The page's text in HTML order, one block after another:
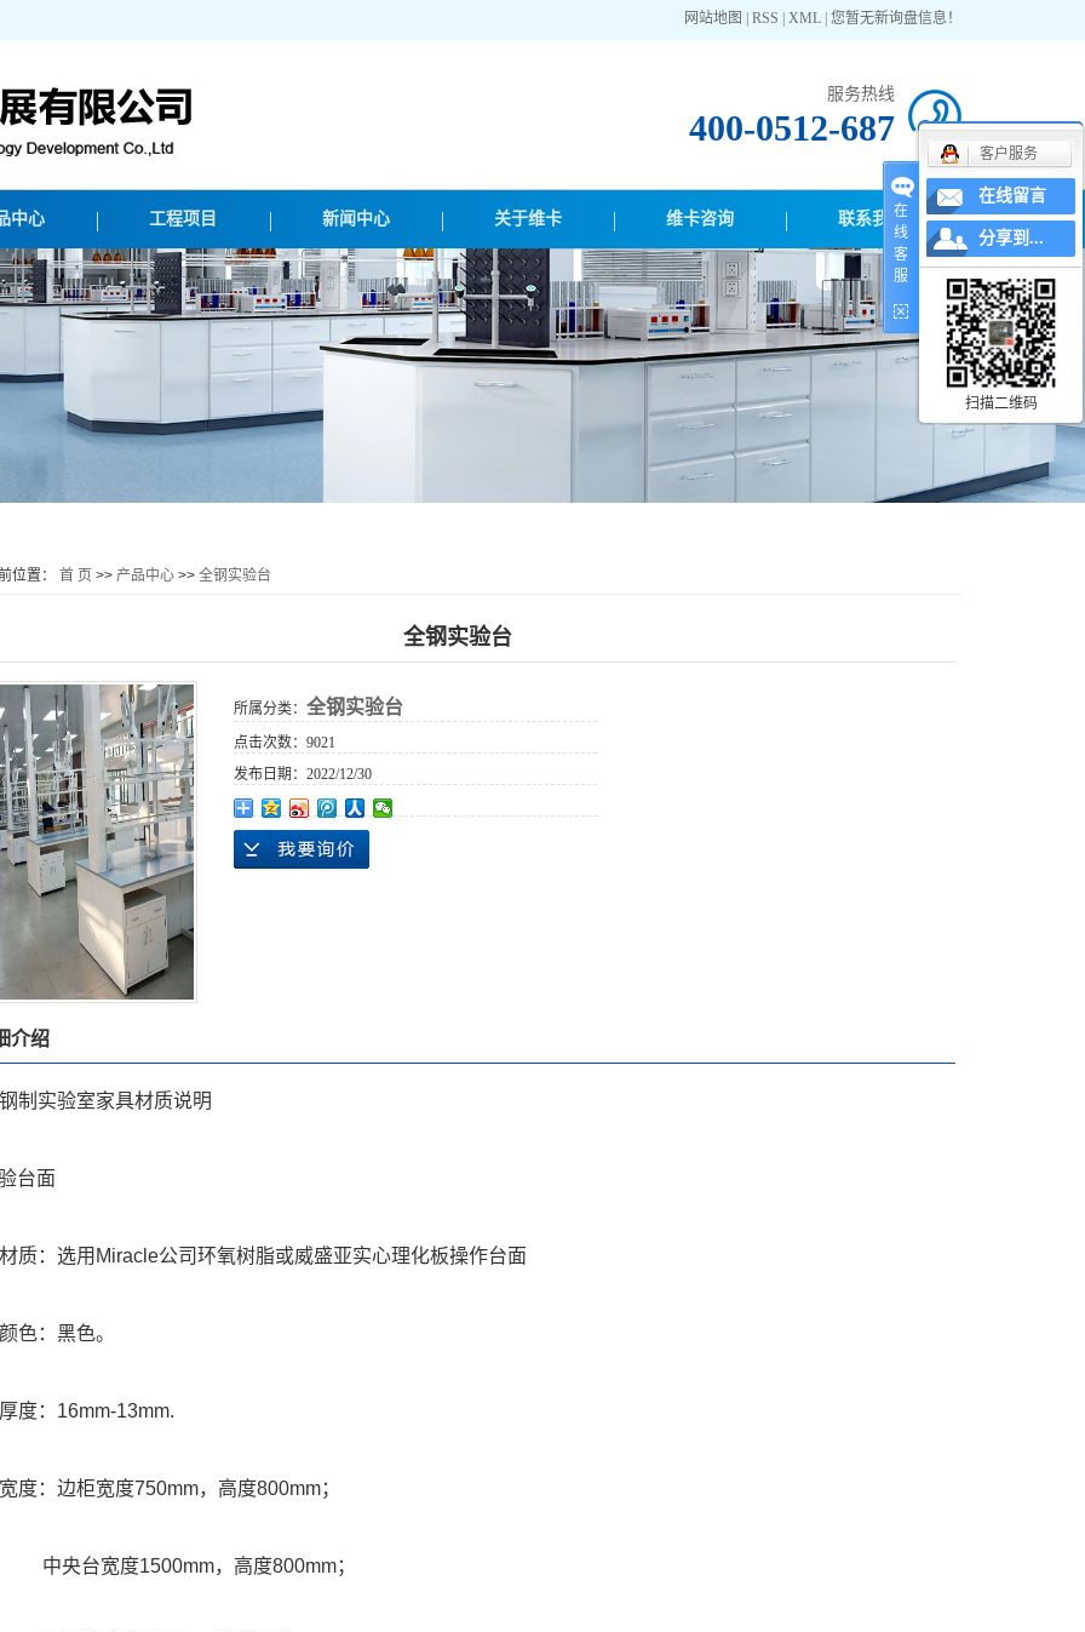
网站地图 RSS XML 您暂无新询盘信息！
服务热线
400-0512-687
中心 工程项目 新闻中心 关于维卡 维卡咨询 联系我们
位置： 首 页 >> 产品中心>> 全钢实验台
全钢实验台
所属分类： 全钢实验台
点击次数： 9021
发布日期： 2022/12/30
介绍
制实验室家具材质说明
台面
质：选用Miracle公司环氧树脂或威盛亚实心理化板操作台面
色：黑色。
度：16mm-13mm.
度：边柜宽度750mm，高度800mm；
台宽度1500mm，高度800mm；
在
线
客
服
客户服务
在线留言
分享到...
扫描二维码